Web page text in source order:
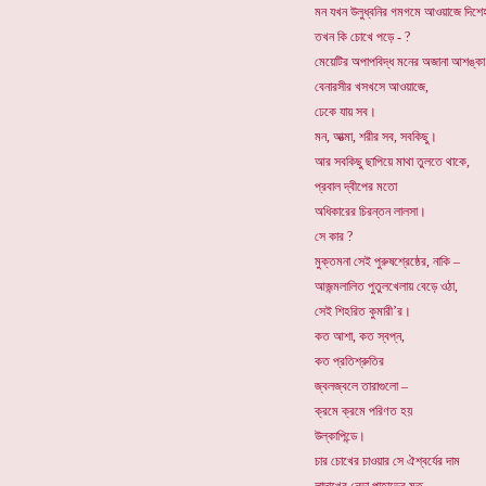
মন যখন উলুধ্বনির গমগমে আওয়াজে
তখন কি চোখে পড়ে - ?
মেয়েটির অপাপবিদ্ধ মনের অজানা
বেনারসীর খসখসে আওয়াজে,
ঢেকে যায় সব।
মন, আত্মা, শরীর সব, সবকিছু।
আর সবকিছু ছাপিয়ে মাথা তুলতে থাকে,
প্রবাল দ্বীপের মতো
অধিকারের চিরন্তন লালসা।
সে কার ?
মুক্তমনা সেই পুরুষশ্রেষ্ঠের, নাকি –
আজন্মলালিত পুতুলখেলায় বেড়ে ওঠা,
সেই শিহরিত কুমারী’র।
কত আশা, কত স্বপ্ন,
কত প্রতিশ্রুতির
জ্বলজ্বলে তারাগুলো –
ক্রমে ক্রমে পরিণত হয়
উল্কাপিন্ডে।
চার চোখের চাওয়ার সে ঐশ্বর্যের দাম